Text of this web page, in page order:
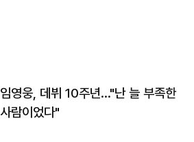
임영웅, 데뷔 10주년…"난 늘 부족한
사람이었다"